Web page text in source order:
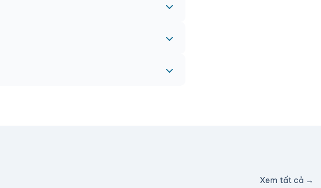
Xem tất cả →